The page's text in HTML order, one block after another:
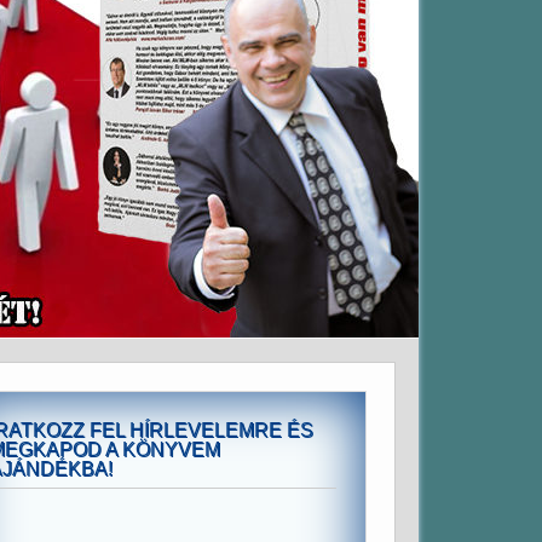
FEL HÍRLEVELEMRE ÉS
A KÖNYVEM